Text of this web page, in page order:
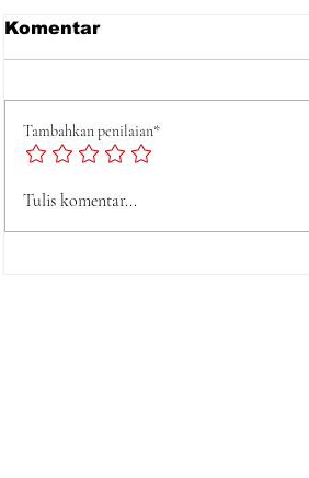
LSM GEMPA Indonesia
Komentar
Tambahkan penilaian*
Tulis komentar...